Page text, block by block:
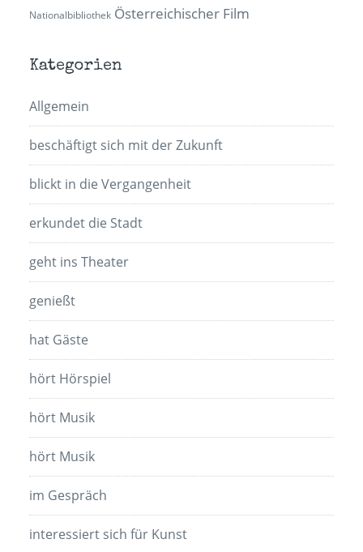
Nationalbibliothek Österreichischer Film
Kategorien
Allgemein
beschäftigt sich mit der Zukunft
blickt in die Vergangenheit
erkundet die Stadt
geht ins Theater
genießt
hat Gäste
hört Hörspiel
hört Musik
hört Musik
im Gespräch
interessiert sich für Kunst